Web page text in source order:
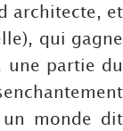
architecte, et
qui gagne
une partie du
monde dit